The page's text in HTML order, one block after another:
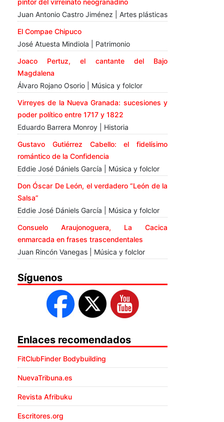
Juan Antonio Castro Jiménez | Artes plásticas
El Compae Chipuco
José Atuesta Mindiola | Patrimonio
Joaco Pertuz, el cantante del Bajo
Magdalena
Álvaro Rojano Osorio | Música y folclor
Virreyes de la Nueva Granada: sucesiones y
poder político entre 1717 y 1822
Eduardo Barrera Monroy | Historia
Gustavo Gutiérrez Cabello: el fidelísimo
romántico de la Confidencia
Eddie José Dániels García | Música y folclor
Don Óscar De León, el verdadero “León de la
Salsa”
Eddie José Dániels García | Música y folclor
Consuelo Araujonoguera, La Cacica
enmarcada en frases trascendentales
Juan Rincón Vanegas | Música y folclor
Síguenos
Enlaces recomendados
FitClubFinder Bodybuilding
NuevaTribuna.es
Revista Afribuku
Escritores.org